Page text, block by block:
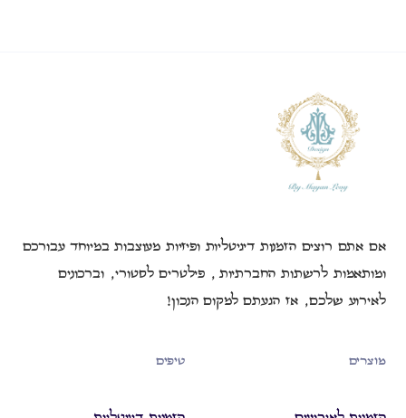
אם אתם רוצים הזמנות דיגיטליות ופיזיות מעוצבות במיוחד עבורכם
ומותאמות לרשתות החברתיות, פילטרים לסטורי, וברכונים
לאירוע שלכם, אז הגעתם למקום הנכון!
מוצרים טיפים